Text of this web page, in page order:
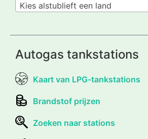
Kies alstublieft een land
Autogas tankstations
Kaart van LPG-tankstations
Brandstof prijzen
Zoeken naar stations